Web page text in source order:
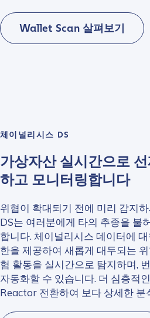
Wallet Scan 살펴보기
체이널리시스 DS
가상자산 실시간으로
하고 모니터링합니다
위협이 확대되기 전에 미리 감지
DS는 여러분에게 타의 추종을 불
합니다. 체이널리시스 데이터에
한을 제공하여 새롭게 대두되는
험 활동을 실시간으로 탐지하며,
자동화할 수 있습니다. 더 심층적
Reactor 전환하여 보다 상세한 분